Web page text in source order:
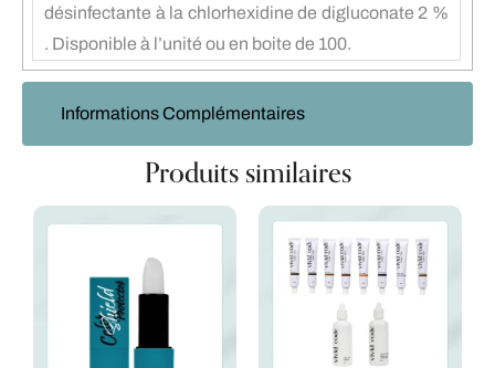
Informations Complémentaires
désinfectante à la chlorhexidine de digluconate 2 %
. Disponible à l’unité ou en boite de 100.
Produits similaires